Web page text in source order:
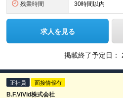
残業時間 30時間以内
求人を見る
掲載終了予定日：
正社員 面接情報有
B.F.ViVid株式会社